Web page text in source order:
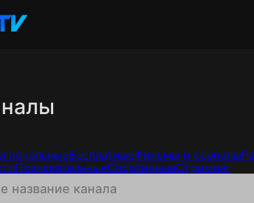
БесплатныеФильмы и сериалы
ПознавательныеСпортивныеСтриминг